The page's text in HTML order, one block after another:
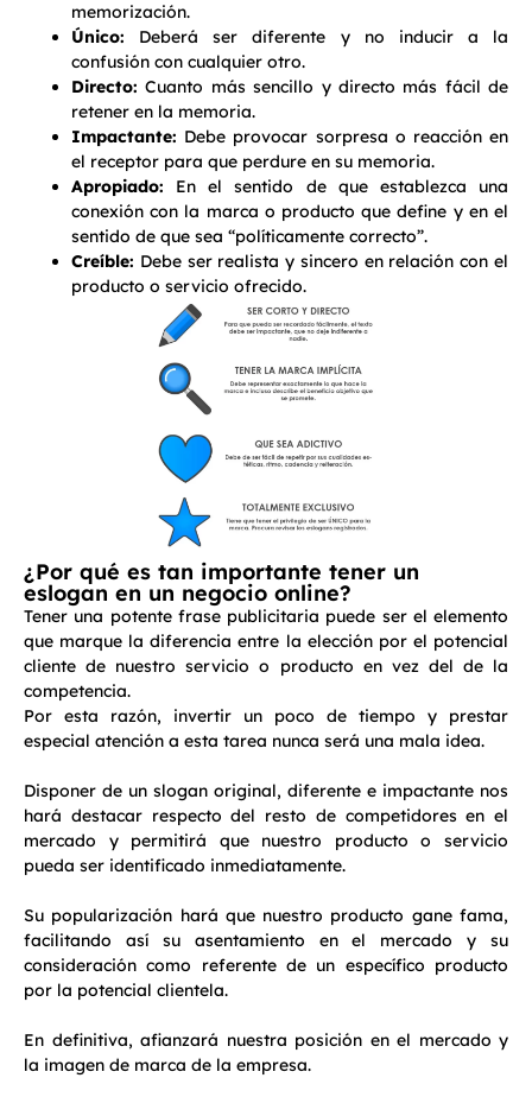
memorización.
Único: Deberá ser diferente y no inducir a la
confusión con cualquier otro.
Directo: Cuanto más sencillo y directo más fácil de
retener en la memoria.
Impactante: Debe provocar sorpresa o reacción en
el receptor para que perdure en su memoria.
Apropiado: En el sentido de que establezca una
conexión con la marca o producto que define y en el
sentido de que sea “políticamente correcto”.
Creíble: Debe ser realista y sincero en relación con el
producto o servicio ofrecido.
¿Por qué es tan importante tener un
eslogan en un negocio online?
Tener una potente frase publicitaria puede ser el elemento
que marque la diferencia entre la elección por el potencial
cliente de nuestro servicio o producto en vez del de la
competencia.
Por esta razón, invertir un poco de tiempo y prestar
especial atención a esta tarea nunca será una mala idea.
Disponer de un slogan original, diferente e impactante nos
hará destacar respecto del resto de competidores en el
mercado y permitirá que nuestro producto o servicio
pueda ser identificado inmediatamente.
Su popularización hará que nuestro producto gane fama,
facilitando así su asentamiento en el mercado y su
consideración como referente de un específico producto
por la potencial clientela.
En definitiva, afianzará nuestra posición en el mercado y
la imagen de marca de la empresa.